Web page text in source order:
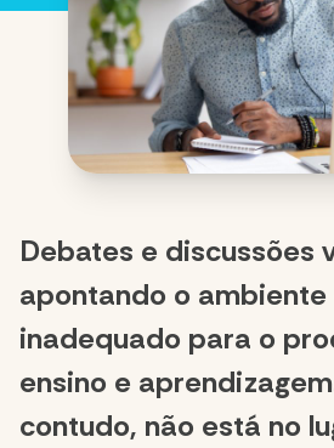
Debates e discussões
apontando o
inadequado para o
ensino e
contudo, não está no